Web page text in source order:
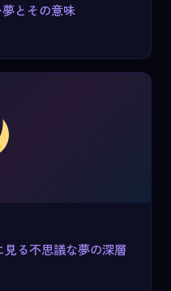
夢とその意味
見る不思議な夢の深層